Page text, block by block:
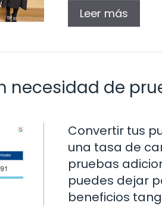
Leer más
necesidad de
Convertir tus
una tasa de
pruebas
puedes dejar
beneficios